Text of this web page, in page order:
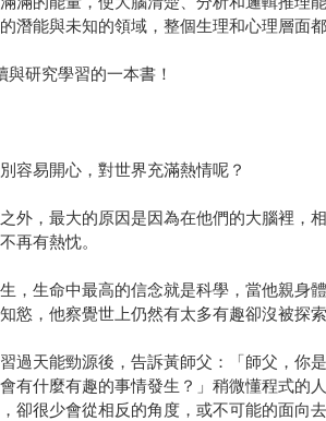
潛能與未知的領域，整個生理和心理層面
研究學習的一本書！
容易開心，對世界充滿熱情呢？
外，最大的原因是因為在他們的大腦裡
再有熱忱。
，生命中最高的信念就是科學，當他親
慾，他察覺世上仍然有太多有趣卻沒被探
過天能勁源後，告訴黃師父：「師父，
有什麼有趣的事情發生？」稍微懂程式
卻很少會從相反的角度，或不可能的面向去